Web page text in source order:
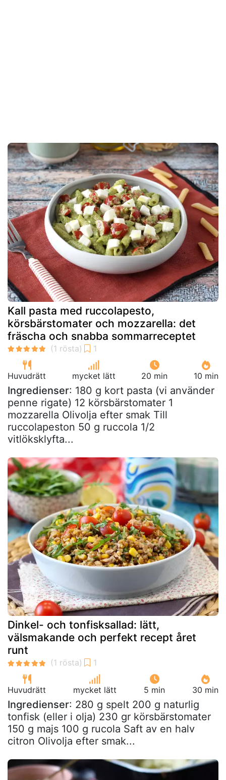
Kall pasta med ruccolapesto,
körsbärstomater och mozzarella: det
fräscha och snabba sommarreceptet
Huvudrätt mycket lätt 20 min 10 min
Ingredienser: 180 g kort pasta (vi använder
penne rigate) 12 körsbärstomater 1
mozzarella Olivolja efter smak Till
ruccolapeston 50 g ruccola 1/2
vitlöksklyfta...
Dinkel- och tonfisksallad: lätt,
välsmakande och perfekt recept året
runt
Huvudrätt mycket lätt 5 min 30 min
Ingredienser: 280 g spelt 200 g naturlig
tonfisk (eller i olja) 230 gr körsbärstomater
150 g majs 100 g rucola Saft av en halv
citron Olivolja efter smak...